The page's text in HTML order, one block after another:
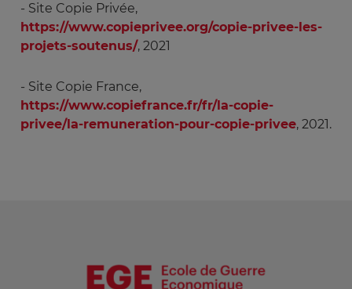
- Site Copie Privée,
https://www.copieprivee.org/copie-privee-les-
projets-soutenus/, 2021
- Site Copie France,
https://www.copiefrance.fr/fr/la-copie-
privee/la-remuneration-pour-copie-privee, 2021.